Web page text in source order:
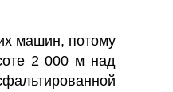
машин, потому
2 000 м над